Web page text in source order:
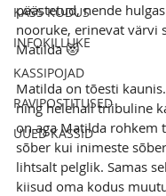
KASS KODUS
INFOKILLUKE
KASSIPOJAD
RAVIPOSTITUSED
UUED KASSID
päästetud, nende
nooruke, erinevat värvi
Matilda 😻
Matilda on tõesti
ning helehall triibuline
on aga Matilda rohkem
sõber kui inimeste
lihtsalt pelglik. Samas
kiisud oma kodus